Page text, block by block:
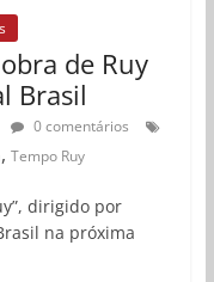
de Ruy
Brasil
0 comentários
, Tempo Ruy
dirigido por
na próxima